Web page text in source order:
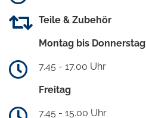
Teile & Zubehör
Montag bis Donnerstag
7.45 - 17.00 Uhr
Freitag
7.45 - 15.00 Uhr